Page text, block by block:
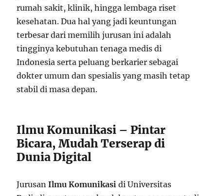
rumah sakit, klinik, hingga lembaga riset
kesehatan. Dua hal yang jadi keuntungan
terbesar dari memilih jurusan ini adalah
tingginya kebutuhan tenaga medis di
Indonesia serta peluang berkarier sebagai
dokter umum dan spesialis yang masih tetap
stabil di masa depan.
Ilmu Komunikasi – Pintar
Bicara, Mudah Terserap di
Dunia Digital
JurusanIlmu Komunikasi di Universitas